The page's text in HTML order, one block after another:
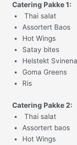
Catering Pakke 1:
Thai salat
Assortert Baos
Hot Wings
Satay bites
Helstekt
Goma Greens
Ris
Catering Pakke 2:
Thai salat
Assortert baos
Hot Wings